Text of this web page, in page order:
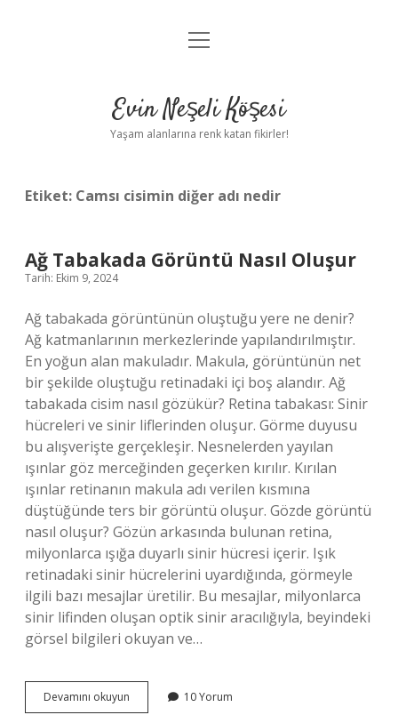
Anasayfa
Yasal Uyarı
menüyü
Evin Neşeli Köşesi
Yaşam alanlarına renk katan fikirler!
Etiket: Camsı cisimin diğer adı nedir
Ağ Tabakada Görüntü Nasıl Oluşur
Tarih: Ekim 9, 2024
Ağ tabakada görüntünün oluştuğu yere ne denir?
Ağ katmanlarının merkezlerinde yapılandırılmıştır.
En yoğun alan makuladır. Makula, görüntünün net
bir şekilde oluştuğu retinadaki içi boş alandır. Ağ
tabakada cisim nasıl gözükür? Retina tabakası: Sinir
hücreleri ve sinir liflerinden oluşur. Görme duyusu
bu alışverişte gerçekleşir. Nesnelerden yayılan
ışınlar göz merceğinden geçerken kırılır. Kırılan
ışınlar retinanın makula adı verilen kısmına
düştüğünde ters bir görüntü oluşur. Gözde görüntü
nasıl oluşur? Gözün arkasında bulunan retina,
milyonlarca ışığa duyarlı sinir hücresi içerir. Işık
retinadaki sinir hücrelerini uyardığında, görmeyle
ilgili bazı mesajlar üretilir. Bu mesajlar, milyonlarca
sinir lifinden oluşan optik sinir aracılığıyla, beyindeki
görsel bilgileri okuyan ve…
Devamını okuyun
Tabakada
10 Yorum